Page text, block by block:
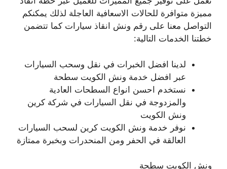
مميزة متوافرة للحالات الاسعافية العاجلة لذلك يمكنكم
التواصل معنا على رقم ونش انقاذ سيارات كما تتضمن
خطتنا الخدمات التالية:
لدينا افضل الخبرات في نقل وسحب السيارات
عبر افضل خدمة ونش الكويت سطحة
نستخدم احسن انواع السطحات العادية
والمزدوجة في نقل السيارات في شركة كرين
ونش الكويت
نوفر خدمة ونش الكويت كرين لسحب السيارات
العالقة في الحفر ومن المنحدرات وبخبرة ممتازة
ونش الكويت سطحة